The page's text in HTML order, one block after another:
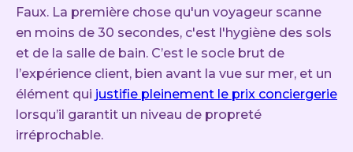
Faux. La première chose qu'un voyageur scanne
en moins de 30 secondes, c'est l'hygiène des sols
et de la salle de bain. C’est le socle brut de
l’expérience client, bien avant la vue sur mer, et un
élément qui justifie pleinement le prix conciergerie
lorsqu’il garantit un niveau de propreté
irréprochable.